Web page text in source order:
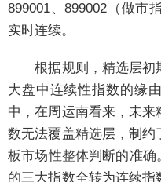
899001、899002（做市
实时连续。
根据规则，精选层初
大盘中连续性指数的缘
中，在周运南看来，未
数无法覆盖精选层，制
板市场性整体判断的准确
的三大指数全转为连续